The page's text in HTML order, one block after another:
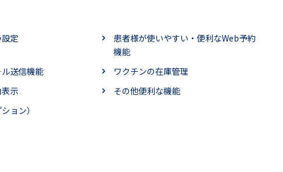
定
患者様が使いやすい・便利なWeb予約
機能
送信機能
ワクチンの在庫管理
示
その他便利な機能
ョン）